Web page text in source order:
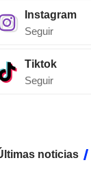
Instagram
Seguir
Tiktok
Seguir
noticias